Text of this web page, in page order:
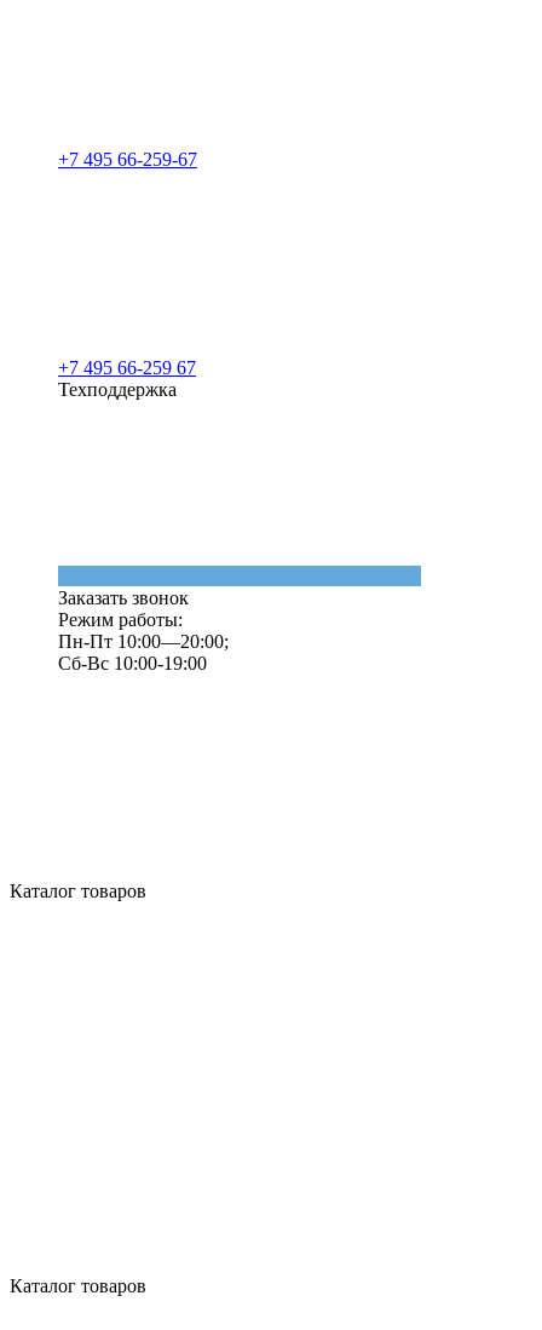
+7 495 66-259-67
+7 495 66-259 67
Техподдержка
Заказать звонок
Режим работы:
Пн-Пт 10:00—20:00;
Сб-Вс 10:00-19:00
Каталог товаров
Каталог товаров